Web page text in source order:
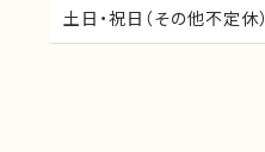
メタボン
金冠
土日・祝日（その他不定休）